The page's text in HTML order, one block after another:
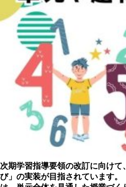
次期学習指導要領の改訂に向け
び」の実装が目指されています。